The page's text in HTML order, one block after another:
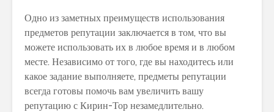
Одно из заметных преимуществ использования
предметов репутации заключается в том, что вы
можете использовать их в любое время и в любом
месте. Независимо от того, где вы находитесь или
какое задание выполняете, предметы репутации
всегда готовы помочь вам увеличить вашу
репутацию с Кирин-Тор незамедлительно.